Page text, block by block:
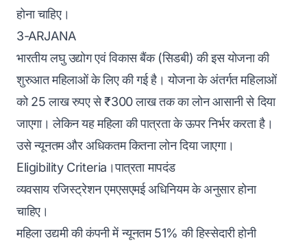
होना चाहिए।
3-ARJANA
भारतीय लघु उद्योग एवं विकास बैंक (सिडबी) की इस योजना की
शुरुआत महिलाओं के लिए की गई है। योजना के अंतर्गत महिलाओं
को 25 लाख रुपए से ₹300 लाख तक का लोन आसानी से दिया
जाएगा। लेकिन यह महिला की पात्रता के ऊपर निर्भर करता है।
उसे न्यूनतम और अधिकतम कितना लोन दिया जाएगा।
Eligibility Criteria।‌पात्रता मापदंड
व्यवसाय रजिस्ट्रेशन एमएसएमई अधिनियम के अनुसार होना
चाहिए।
महिला उद्यमी की कंपनी में न्यूनतम 51% की हिस्सेदारी होनी